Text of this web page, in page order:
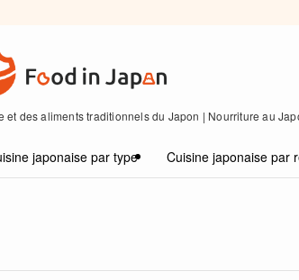
des aliments traditionnels du Japon | Nourriture au
japonaise par type Cuisine japonaise par